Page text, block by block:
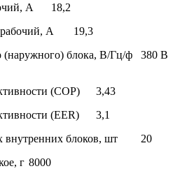
А
18,2
А
19,3
(наружного) блока, В/Гц/ф
380 В
(COP)
3,43
(EER)
3,1
внутренних блоков, шт
20
г 8000